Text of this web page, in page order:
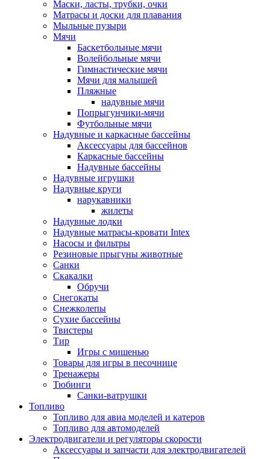
Маски, ласты, трубки, очки
Матрасы и доски для плавания
Мыльные пузыри
Мячи
Баскетбольные мячи
Волейбольные мячи
Гимнастические мячи
Мячи для малышей
Пляжные
надувные мячи
Попрыгунчики-мячи
Футбольные мячи
Надувные и каркасные бассейны
Аксессуары для бассейнов
Каркасные бассейны
Надувные бассейны
Надувные игрушки
Надувные круги
нарукавники
жилеты
Надувные лодки
Надувные матрасы-кровати Intex
Насосы и фильтры
Резиновые прыгуны животные
Санки
Скакалки
Обручи
Снегокаты
Снежколепы
Сухие бассейны
Твистеры
Тир
Игры с мишенью
Товары для игры в песочнице
Тренажеры
Тюбинги
Санки-ватрушки
Топливо
Топливо для авиа моделей и катеров
Топливо для автомоделей
Электродвигатели и регуляторы скорости
Аксессуары и запчасти для электродвигателей